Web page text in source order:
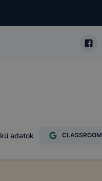
adatok CLASSROOM